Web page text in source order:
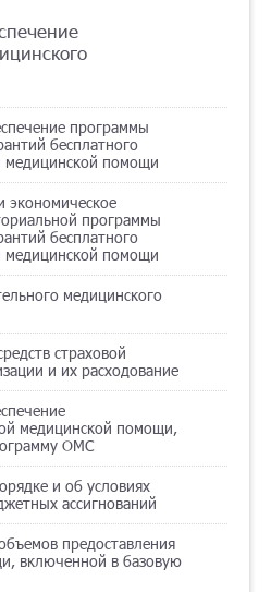
4
программы
бесплатного
медицинской помощи
экономическое
программы
бесплатного
медицинской помощи
медицинского
страховой
и их расходование
медицинской помощи,
ОМС
и об условиях
ассигнований
предоставления
включенной в базовую